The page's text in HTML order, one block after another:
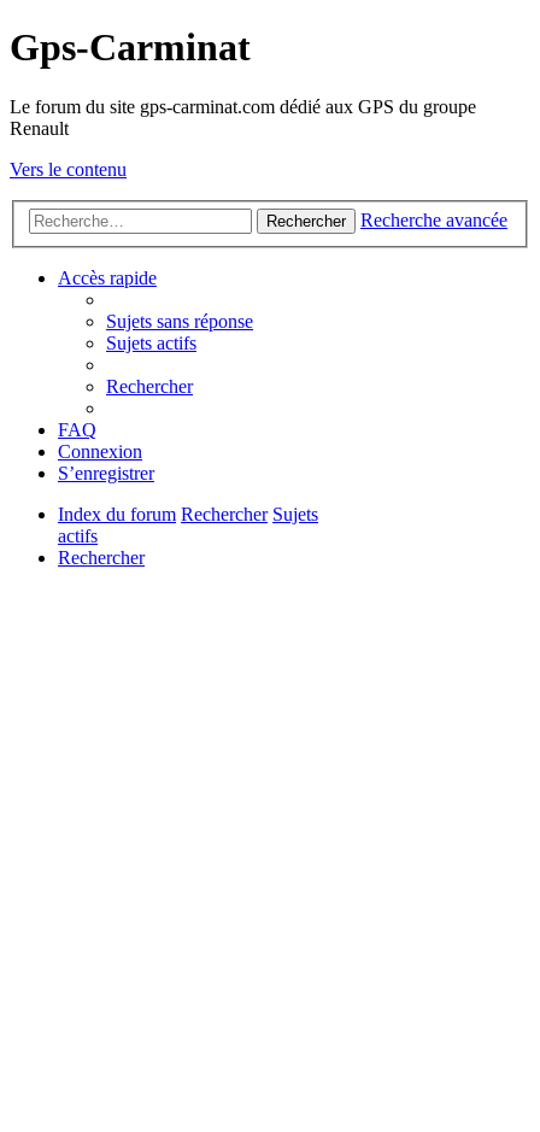
Gps-Carminat
Le forum du site gps-carminat.com dédié aux GPS du groupe
Renault
Vers le contenu
Rechercher Recherche avancée
Accès rapide
Sujets sans réponse
Sujets actifs
Rechercher
FAQ
Connexion
S’enregistrer
Index du forum Rechercher Sujets
actifs
Rechercher